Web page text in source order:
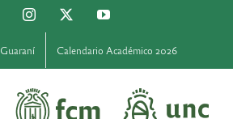
FacebookInstagram YouTube
Guaraní Calendario Académico 2026